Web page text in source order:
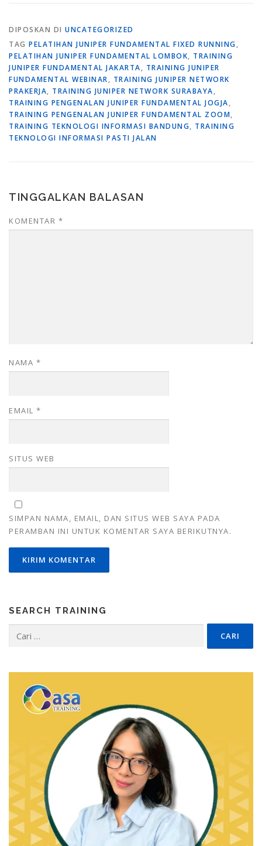
DIPOSKAN DI UNCATEGORIZED
TAG PELATIHAN JUNIPER FUNDAMENTAL FIXED RUNNING,
PELATIHAN JUNIPER FUNDAMENTAL LOMBOK, TRAINING
JUNIPER FUNDAMENTAL JAKARTA, TRAINING JUNIPER
FUNDAMENTAL WEBINAR, TRAINING JUNIPER NETWORK
PRAKERJA, TRAINING JUNIPER NETWORK SURABAYA,
TRAINING PENGENALAN JUNIPER FUNDAMENTAL JOGJA,
TRAINING PENGENALAN JUNIPER FUNDAMENTAL ZOOM,
TRAINING TEKNOLOGI INFORMASI BANDUNG, TRAINING
TEKNOLOGI INFORMASI PASTI JALAN
TINGGALKAN BALASAN
KOMENTAR *
NAMA *
EMAIL *
SITUS WEB
SIMPAN NAMA, EMAIL, DAN SITUS WEB SAYA PADA
PERAMBAN INI UNTUK KOMENTAR SAYA BERIKUTNYA.
SEARCH TRAINING
untuk: